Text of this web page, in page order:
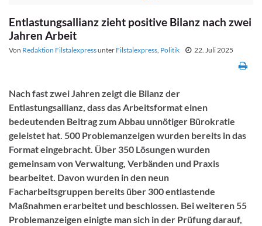
Entlastungsallianz zieht positive Bilanz nach zwei
Jahren Arbeit
Von Redaktion Filstalexpressunter Filstalexpress, Politik 22. Juli 2025
Nach fast zwei Jahren zeigt die Bilanz der
Entlastungsallianz, dass das Arbeitsformat einen
bedeutenden Beitrag zum Abbau unnötiger Bürokratie
geleistet hat. 500 Problemanzeigen wurden bereits in das
Format eingebracht. Über 350 Lösungen wurden
gemeinsam von Verwaltung, Verbänden und Praxis
bearbeitet. Davon wurden in den neun
Facharbeitsgruppen bereits über 300 entlastende
Maßnahmen erarbeitet und beschlossen. Bei weiteren 55
Problemanzeigen einigte man sich in der Prüfung darauf,